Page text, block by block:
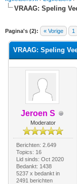
VRAAG: Speling
Pagina's (2): « Vorige 1
waardering is 0
VRAAG: Speling
Jeroen S
Moderator
Berichten: 2.649
Topics: 16
Lid sinds: Oct 2020
Bedankt: 1438
5237 x bedankt in
2491 berichten